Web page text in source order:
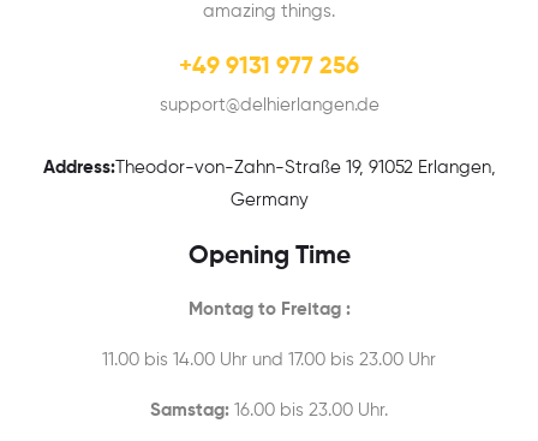
amazing things.
+49 9131 977 256
support@delhierlangen.de
Address:Theodor-von-Zahn-Straße 19, 91052 Erlangen,
Germany
Opening Time
Montag to Freitag :
11.00 bis 14.00 Uhr und 17.00 bis 23.00 Uhr
Samstag: 16.00 bis 23.00 Uhr.